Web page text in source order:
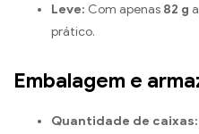
Leve: Com apenas 82 g
prático.
Embalagem e
Quantidade de caixas: